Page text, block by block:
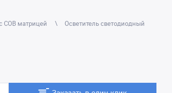
СОВ матрицей
Осветитель светодиодный